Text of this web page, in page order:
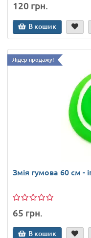
120 грн.
В кошик
Лідер продажу!
Змія гумова 60 см -
65 грн.
В кошик